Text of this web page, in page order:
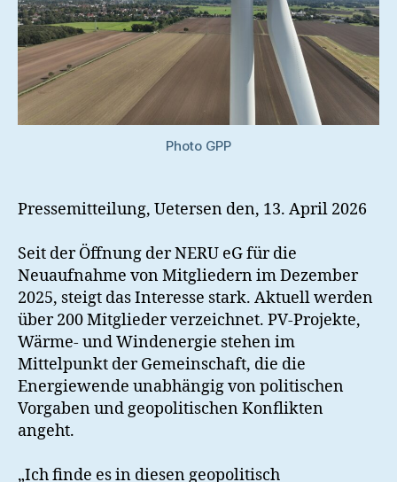
Photo GPP
Pressemitteilung, Uetersen den, 13. April 2026
Seit der Öffnung der NERU eG für die
Neuaufnahme von Mitgliedern im Dezember
2025, steigt das Interesse stark. Aktuell werden
über 200 Mitglieder verzeichnet. PV-Projekte,
Wärme- und Windenergie stehen im
Mittelpunkt der Gemeinschaft, die die
Energiewende unabhängig von politischen
Vorgaben und geopolitischen Konflikten
angeht.
„Ich finde es in diesen geopolitisch